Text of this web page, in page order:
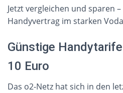
Jetzt vergleichen und sparen
Handyvertrag im starken
Günstige
10 Euro
Das o2-Netz hat sich in den